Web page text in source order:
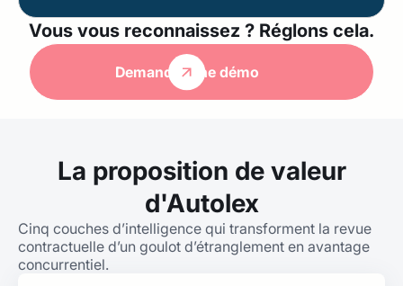
Vous vous reconnaissez ? Réglons cela.
Demander une démo
La proposition de valeur
d'Autolex
Cinq couches d’intelligence qui transforment la revue
contractuelle d’un goulot d’étranglement en avantage
concurrentiel.